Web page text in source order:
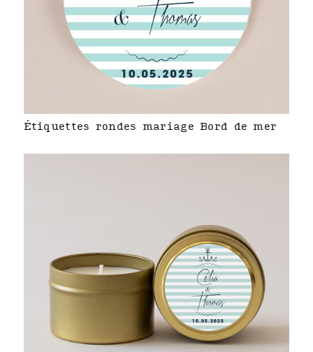
Étiquettes rondes mariage Bord de mer